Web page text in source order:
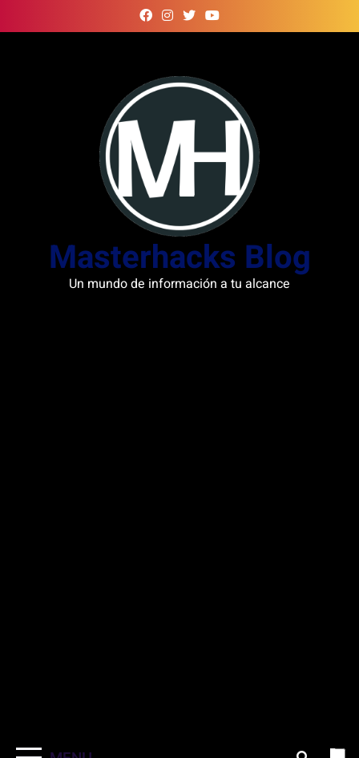
to
Masterhacks Blog
Un mundo de información a tu alcance